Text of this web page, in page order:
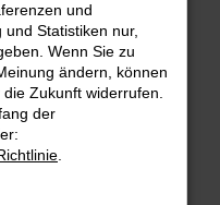
ERROR
helfen können:
und deine
Beispiel deine
und
Statistiken nur,
Wenn Sie zu
ändern, können
Zukunft widerrufen.
der